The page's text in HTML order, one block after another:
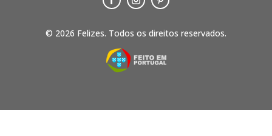
© 2026 Felizes. Todos os direitos reservados.